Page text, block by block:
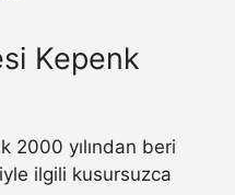
Kepenk
2000 yılından beri
ilgili kusursuzca